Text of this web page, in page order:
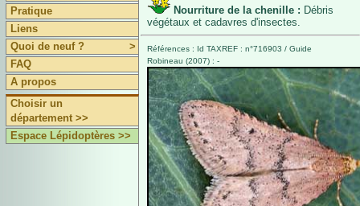
Pratique
Liens
Quoi de neuf ?
>
FAQ
A propos
Choisir un
département >>
Espace Lépidoptères >>
Nourriture de la chenille : Débris
végétaux et cadavres d'insectes.
Références : Id TAXREF : n°716903 / Guide
Robineau (2007) : -